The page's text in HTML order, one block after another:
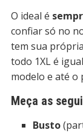
O ideal é
confiar só no
tem sua
todo 1XL é
modelo e até o
Meça as
Busto